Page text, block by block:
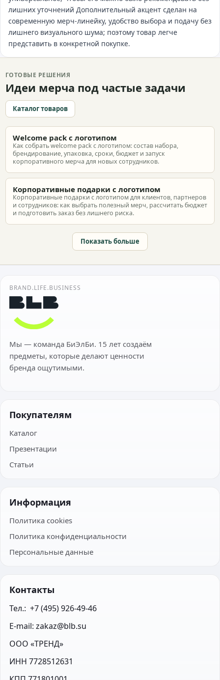
лишних уточнений Дополнительный акцент сделан на
современную мерч-линейку, удобство выбора и подачу без
лишнего визуального шума; поэтому товар легче
представить в конкретной покупке.
ГОТОВЫЕ РЕШЕНИЯ
Идеи мерча под частые задачи
Каталог товаров
Welcome pack с логотипом
Как собрать welcome pack с логотипом: состав набора,
брендирование, упаковка, сроки, бюджет и запуск
корпоративного мерча для новых сотрудников.
Корпоративные подарки с логотипом
Корпоративные подарки с логотипом для клиентов, партнеров
и сотрудников: как выбрать полезный мерч, рассчитать бюджет
и подготовить заказ без лишнего риска.
Показать больше
BRAND.LIFE.BUSINESS
Мы — команда БиЭлБи. 15 лет создаём
предметы, которые делают ценности
бренда ощутимыми.
Покупателям
Каталог
Презентации
Статьи
Информация
Политика cookies
Политика конфиденциальности
Персональные данные
Контакты
Тел.:  +7 (495) 926-49-46
E-mail: zakaz@blb.su
ООО «ТРЕНД»
ИНН 7728512631